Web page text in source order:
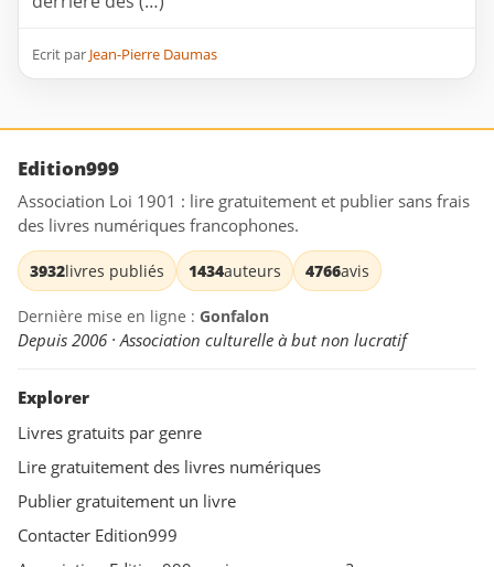
Ecrit par Jean-Pierre Daumas
Edition999
Association Loi 1901 : lire gratuitement et publier sans frais
des livres numériques francophones.
3932livres publiés 1434auteurs 4766avis
Dernière mise en ligne : Gonfalon
Depuis 2006 · Association culturelle à but non lucratif
Explorer
Livres gratuits par genre
Lire gratuitement des livres numériques
Publier gratuitement un livre
Contacter Edition999